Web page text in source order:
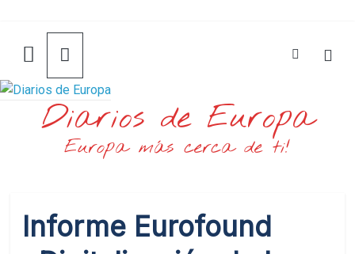
contenido
Diarios de Europa
Europa más cerca de ti!
Informe Eurofound